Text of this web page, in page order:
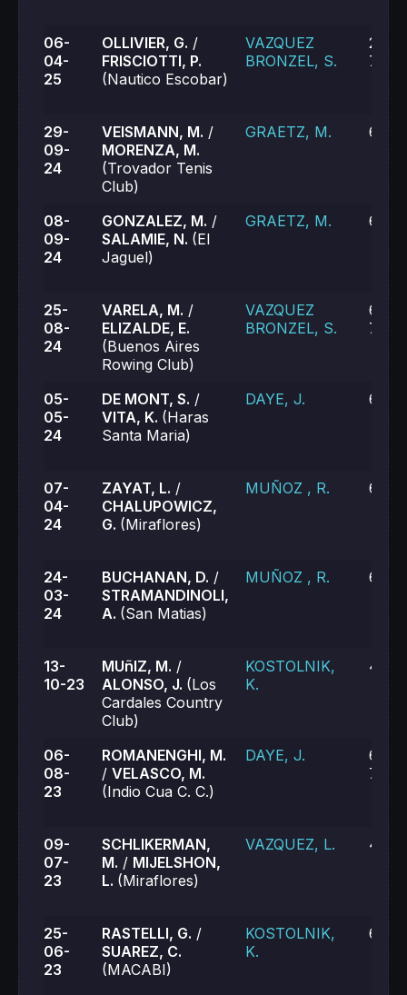
06-
04-
25
OLLIVIER, G. /
FRISCIOTTI, P.
(Nautico Escobar)
VAZQUEZ
BRONZEL, S.
2-6,
7-6
29-
09-
24
VEISMANN, M. /
MORENZA, M.
(Trovador Tenis
Club)
GRAETZ, M. 6-2,
08-
09-
24
GONZALEZ, M. /
SALAMIE, N. (El
Jaguel)
GRAETZ, M. 6-2,
25-
08-
24
VARELA, M. /
ELIZALDE, E.
(Buenos Aires
Rowing Club)
VAZQUEZ
BRONZEL, S.
6-3,
7-6
05-
05-
24
DE MONT, S. /
VITA, K. (Haras
Santa Maria)
DAYE, J. 6-2,
07-
04-
24
ZAYAT, L. /
CHALUPOWICZ,
G. (Miraflores)
MUÑOZ , R. 6-4,
24-
03-
24
BUCHANAN, D. /
STRAMANDINOLI,
A. (San Matias)
MUÑOZ , R. 6-1,
13-
10-23
MUñIZ, M. /
ALONSO, J. (Los
Cardales Country
Club)
KOSTOLNIK,
K.
4-6,
06-
08-
23
ROMANENGHI, M.
/ VELASCO, M.
(Indio Cua C. C.)
DAYE, J.
6-4,
7-6
09-
07-
23
SCHLIKERMAN,
M. / MIJELSHON,
L. (Miraflores)
VAZQUEZ, L. 4-6,
25-
06-
23
RASTELLI, G. /
SUAREZ, C.
(MACABI)
KOSTOLNIK,
K.
6-0,